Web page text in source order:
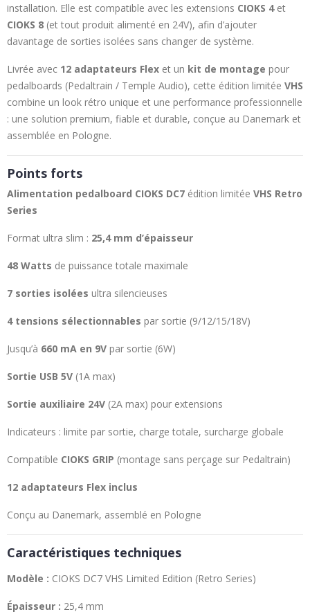
installation. Elle est compatible avec les extensions CIOKS 4et
CIOKS 8 (et tout produit alimenté en 24V), afin d’ajouter
davantage de sorties isolées sans changer de système.
Livrée avec 12 adaptateurs Flex et un kit de montage pour
pedalboards (Pedaltrain / Temple Audio), cette édition limitée VHS
combine un look rétro unique et une performance professionnelle
: une solution premium, fiable et durable, conçue au Danemark et
assemblée en Pologne.
Points forts
Alimentation pedalboard CIOKS DC7 édition limitée VHS Retro
Series
Format ultra slim : 25,4 mm d’épaisseur
48 Watts de puissance totale maximale
7 sorties isolées ultra silencieuses
4 tensions sélectionnables par sortie (9/12/15/18V)
Jusqu’à 660 mA en 9V par sortie (6W)
Sortie USB 5V (1A max)
Sortie auxiliaire 24V (2A max) pour extensions
Indicateurs : limite par sortie, charge totale, surcharge globale
Compatible CIOKS GRIP (montage sans perçage sur Pedaltrain)
12 adaptateurs Flex inclus
Conçu au Danemark, assemblé en Pologne
Caractéristiques techniques
Modèle : CIOKS DC7 VHS Limited Edition (Retro Series)
Épaisseur : 25,4 mm